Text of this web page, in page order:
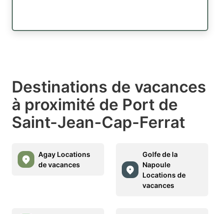
Destinations de vacances
à proximité de Port de
Saint-Jean-Cap-Ferrat
Agay Locations
de vacances
Golfe de la
Napoule
Locations de
vacances